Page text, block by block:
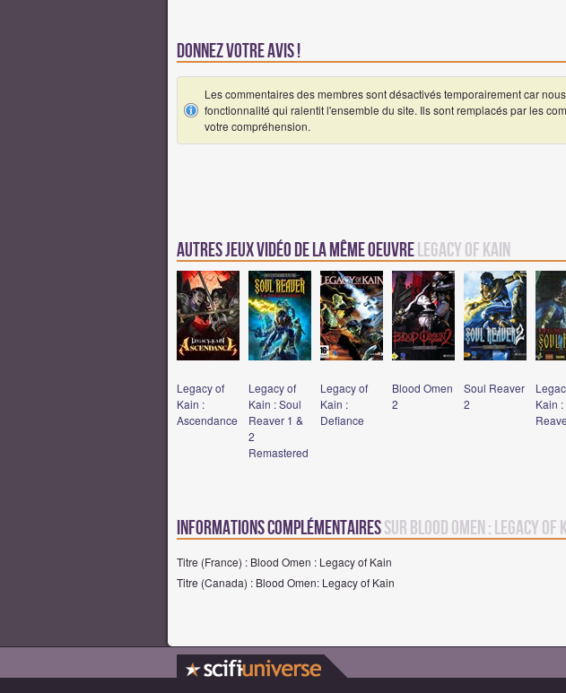
Donnez votre avis !
Les commentaires des membres sont désactivés temporairement car
fonctionnalité qui ralentit l'ensemble du site. Ils sont remplacés par les
votre compréhension.
Autres jeux vidéo de la même oeuvreLegacy of Kain
Legacy of
Kain :
Ascendance
Legacy of
Kain : Soul
Reaver 1 &
2
Remastered
Legacy of
Kain :
Defiance
Blood Omen
2
Soul Reaver
2
Kain
Informations complémentairessur Blood Omen : Legacy of
Titre (France) : Blood Omen : Legacy of Kain
Titre (Canada) : Blood Omen: Legacy of Kain